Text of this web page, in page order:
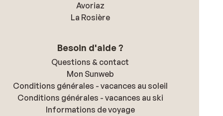
Avoriaz
La Rosière
Besoin d'aide ?
Questions & contact
Mon Sunweb
Conditions générales - vacances au soleil
Conditions générales - vacances au ski
Informations de voyage